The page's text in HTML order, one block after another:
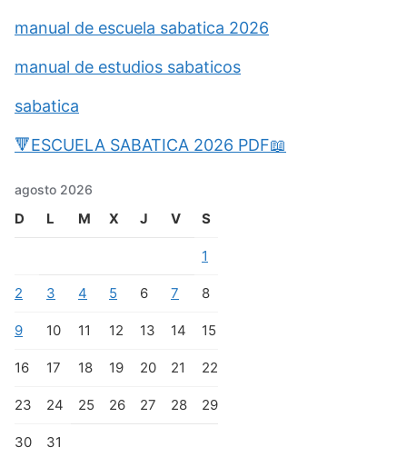
manual de escuela sabatica 2026
manual de estudios sabaticos
sabatica
🔻ESCUELA SABATICA 2026 PDF📖
agosto 2026
D L M X J V S
1
2 3 4 5 6 7 8
9 10 11 12 13 14 15
16 17 18 19 20 21 22
23 24 25 26 27 28 29
30 31